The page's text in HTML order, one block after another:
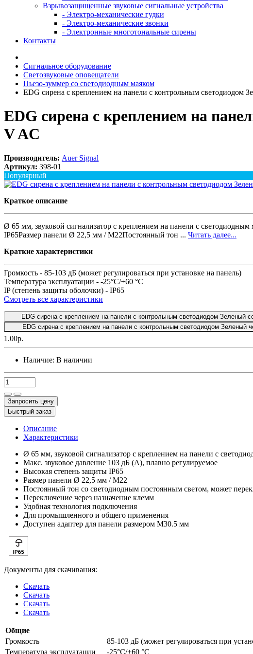
Взрывозащищенные звуковые сигнальные устройства
- Электро-механические гудки
- Электро-механические звонки
- Электронные многотональные сирены
Контакты
Сигнальное оборудование
Светозвуковые оповещатели
Пьезо-зуммер со светодиодным маяком
EDG сирена с креплением на панели с контрольным светодиодом
EDG сирена с креплением на
V AC
Производитель: Auer Signal
Артикул: 398-01
Популярный
Краткое описание
Ø 65 мм, звуковой сигнализатор с креплением на панели с
IP65Размер панели Ø 22,5 мм / M22Постоянный тон ... Читать далее...
Краткие характеристики
Громкость - 85-103 дБ (может регулироваться при установке на панель)
Температура эксплуатации - -25°C/+60 °C
IP (степень защиты оболочки) - IP65
Смотреть все характеристики
EDG сирена с креплением на панели с контрольным светодиодом Зеленый
EDG сирена с креплением на панели с контрольным светодиодом Зеленый
1.00р.
Наличие: В наличии
Запросить цену
Быстрый заказ
Описание
Характеристики
Ø 65 мм, звуковой сигнализатор с креплением на панели с
Макс. звуковое давление 103 дБ (A), плавно регулируемое
Высокая степень защиты IP65
Размер панели Ø 22,5 мм / M22
Постоянный тон со светодиодным постоянным светом, может
Переключение через назначение клемм
Удобная технология подключения
Для промышленного и общего применения
Доступен адаптер для панели размером M30.5 мм
Документы для скачивания:
Скачать
Скачать
Скачать
Скачать
Общие
Громкость
85-103 дБ (может регулироваться при
Температура эксплуатации
-25°C/+60 °C